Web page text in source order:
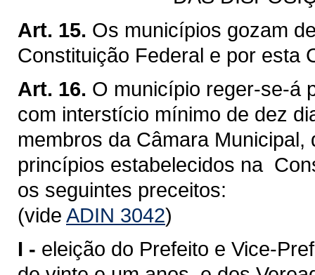
Art. 15. Os municípios gozam
Constituição Federal e por esta
Art. 16. O município reger-se-á
com interstício mínimo de dez
membros da Câmara
princípios estabelecidos na
os seguintes preceitos:
(vide ADIN 3042)
I - eleição do Prefeito e Vice-